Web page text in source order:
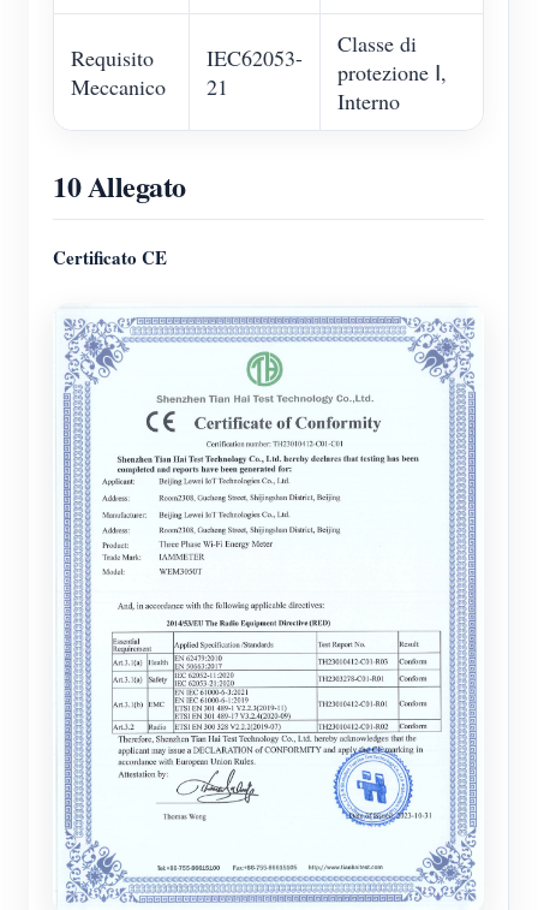
Requisito
Meccanico
IEC62053-
21
Classe di
protezione Ⅰ,
Interno
10 Allegato
Certificato CE